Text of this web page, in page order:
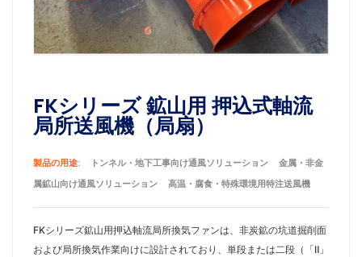
FKシリーズ 鉱山用 押込式軸流
局所送風機（局扇）
製品の用途: トンネル・地下工事向け通風ソリューション
金属・非金
属鉱山向け通風ソリューション
高温・腐食・特殊環境用特注送風機
FKシリーズ鉱山用押込軸流局所換気ファンは、非炭鉱の坑道掘削面
および局所換気作業向けに設計されており、単段または二段（「Ⅱ」